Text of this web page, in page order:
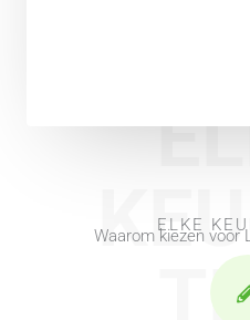
ELKE
Waarom kiezen voor